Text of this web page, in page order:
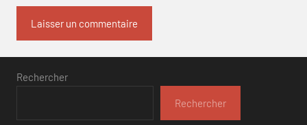
Rechercher
Rechercher